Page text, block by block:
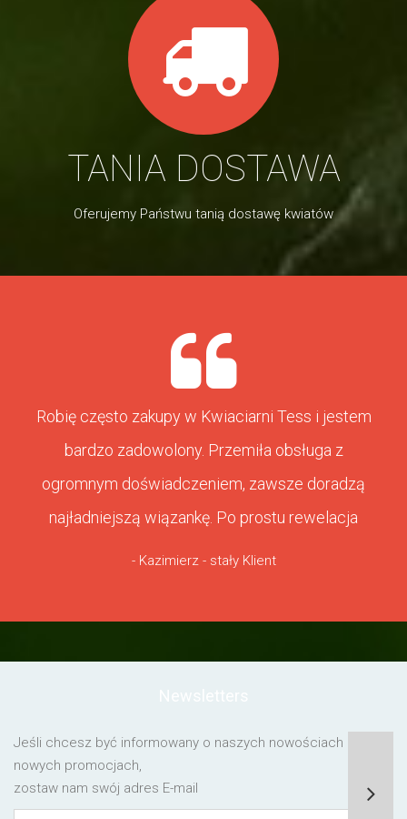
TANIA DOSTAWA
Oferujemy Państwu tanią dostawę kwiatów
Robię często zakupy w Kwiaciarni Tess i jestem
bardzo zadowolony. Przemiła obsługa z
ogromnym doświadczeniem, zawsze doradzą
najładniejszą wiązankę. Po prostu rewelacja
- Kazimierz - stały Klient
Jeśli chcesz być informowany o naszych nowościach lub o
nowych promocjach,
zostaw nam swój adres E-mail